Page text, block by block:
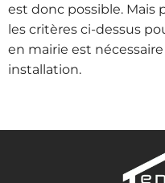
est donc possible. Mais
les critères ci-dessus
en mairie est
installation.